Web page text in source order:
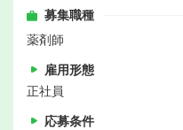
募集職種
薬剤師
雇用形態
正社員
応募条件